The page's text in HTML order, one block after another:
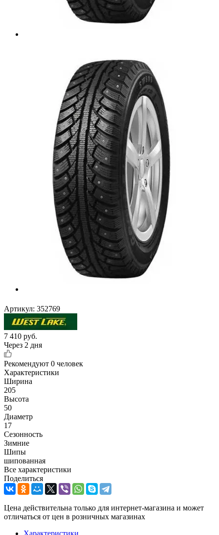
Артикул: 352769
7 410 руб.
Через 2 дня
Рекомендуют 0 человек
Характеристики
Ширина
205
Высота
50
Диаметр
17
Сезонность
Зимние
Шипы
шипованная
Все характеристики
Поделиться
Цена действительна только для интернет-магазина и может
отличаться от цен в розничных магазинах
Характеристики